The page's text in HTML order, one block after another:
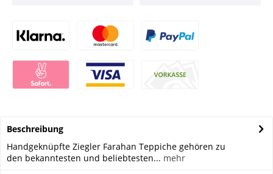
Beschreibung
Handgeknüpfte Ziegler Farahan Teppiche gehören zu
den bekanntesten und beliebtesten... mehr